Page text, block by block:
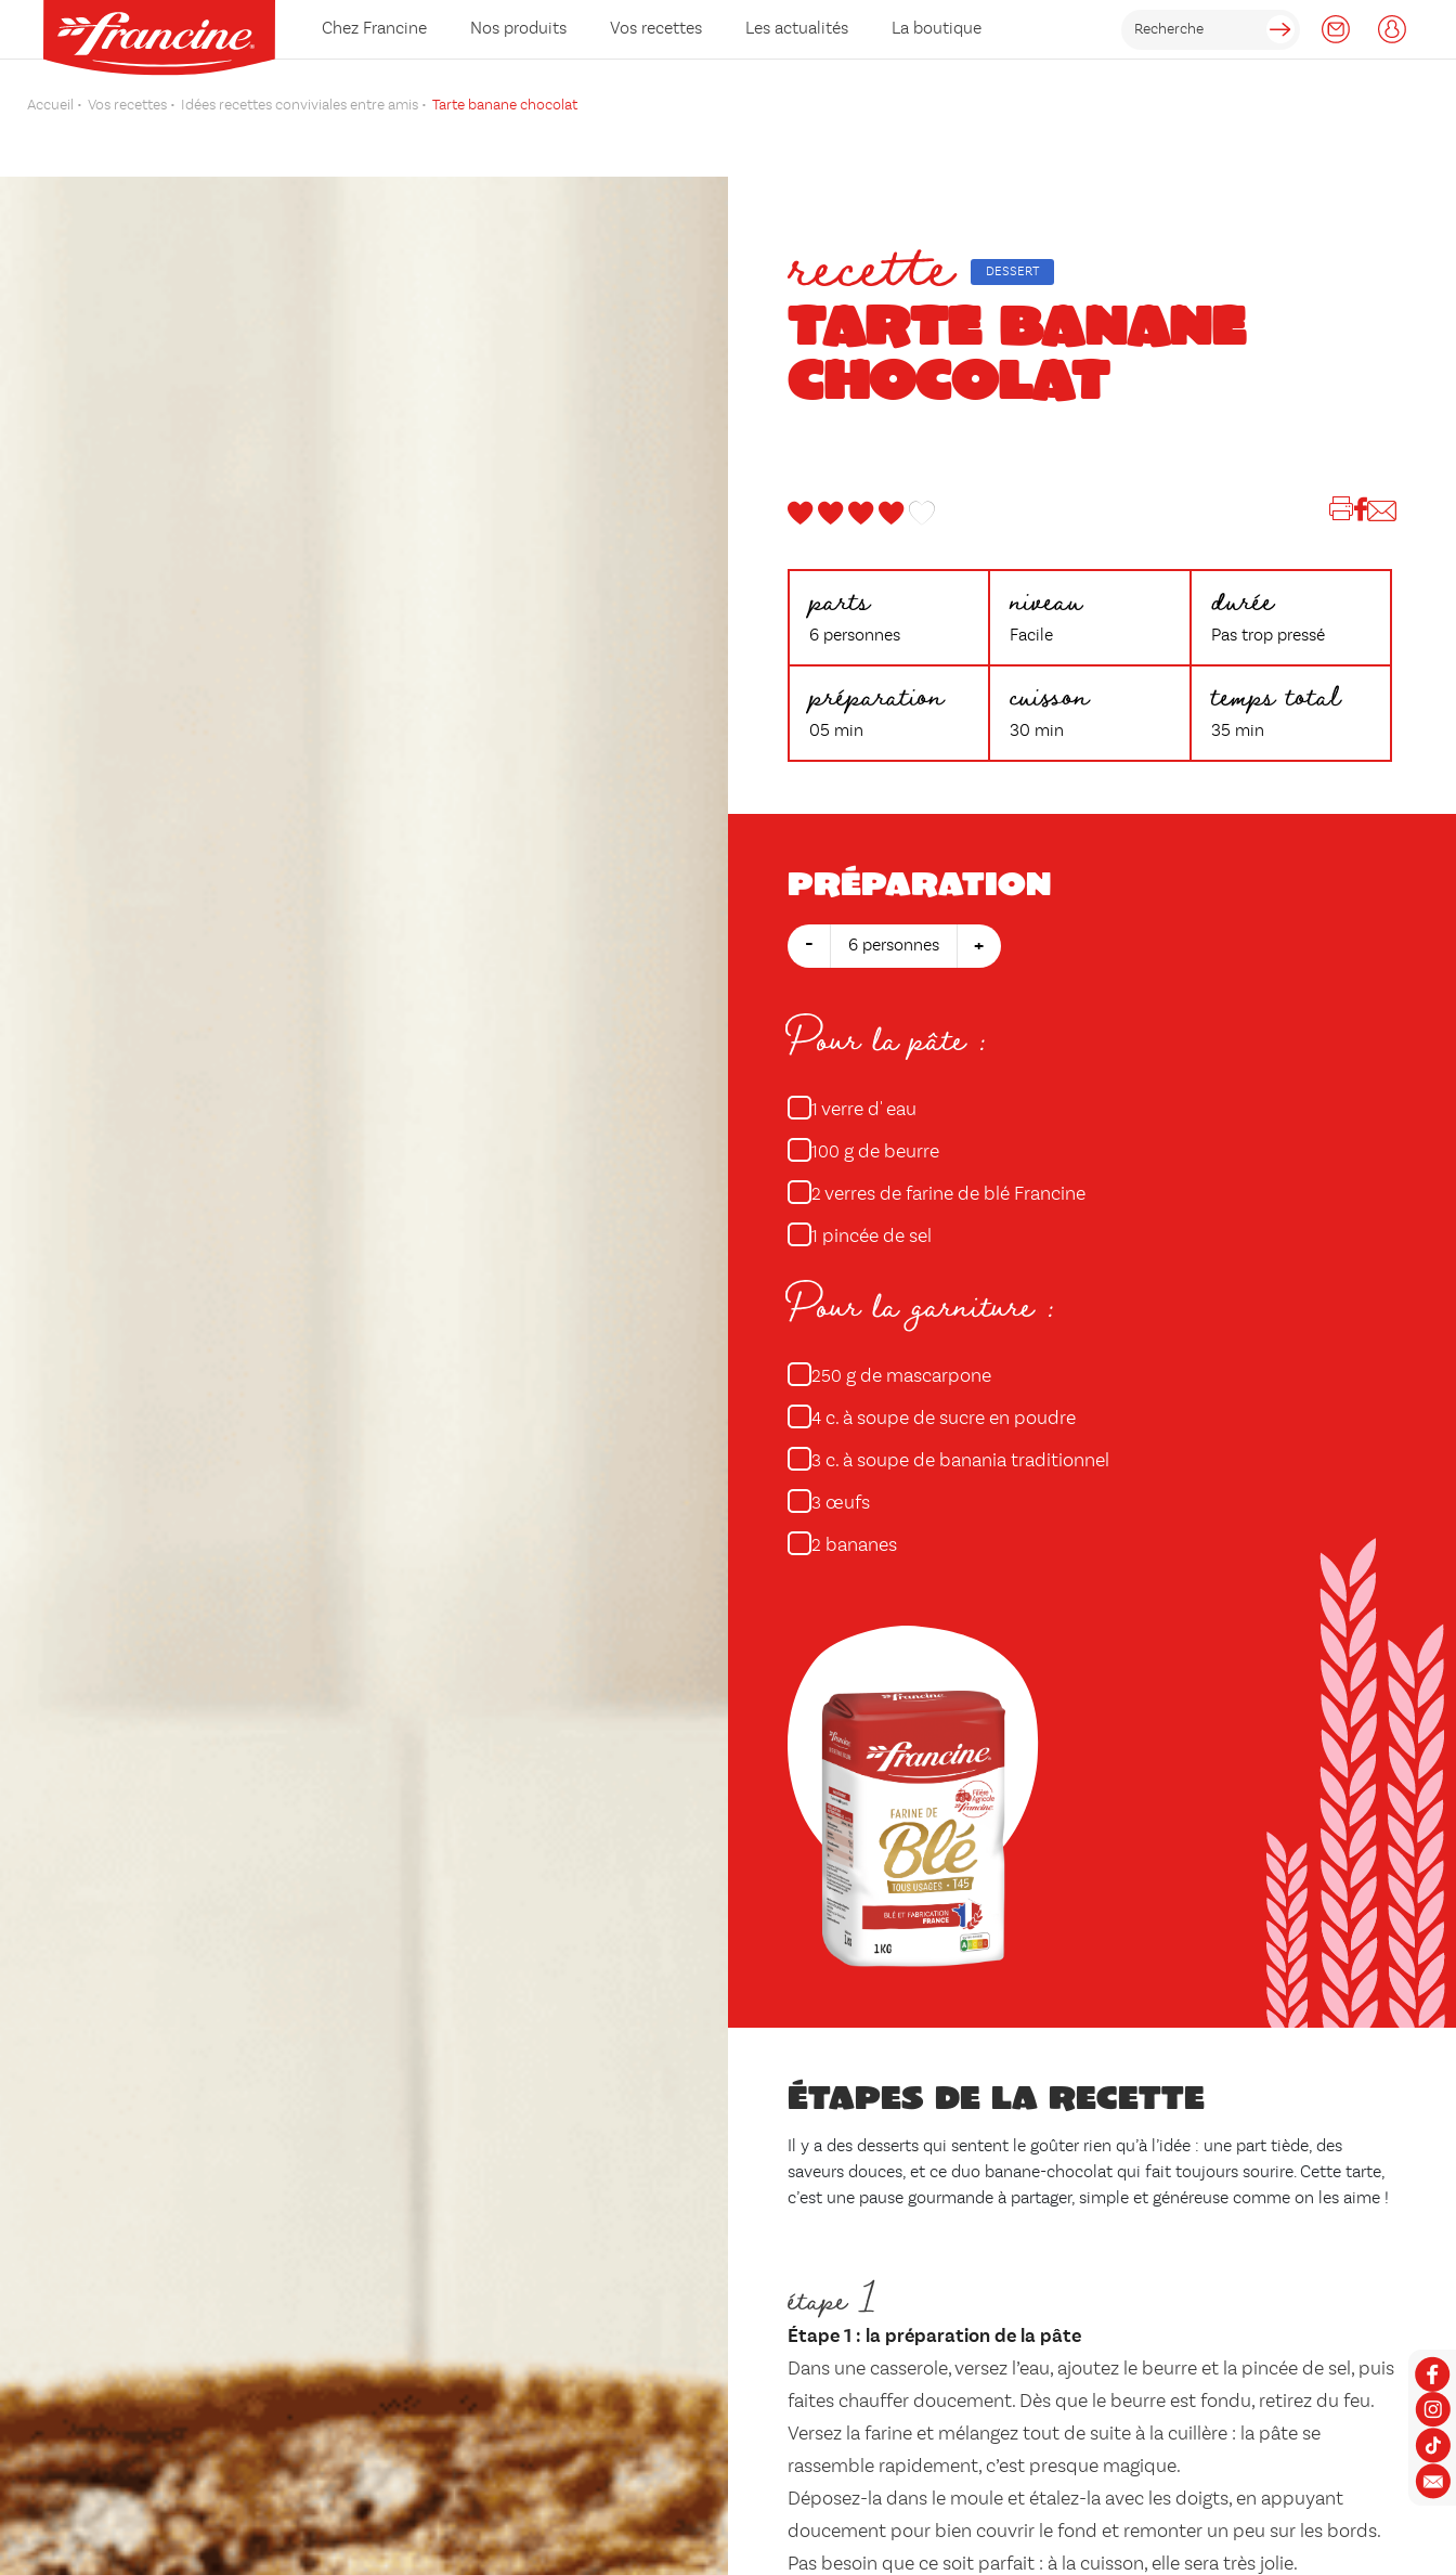
Chez Francine Nos produits Vos recettes Les actualités La boutique
Accueil Vos recettes Idées recettes conviviales entre amis Tarte banane chocolat
recette DESSERT
TARTE BANANE
CHOCOLAT
parts
6 personnes
niveau
Facile
durée
Pas trop pressé
préparation
05 min
cuisson
30 min
temps total
35 min
Préparation
- 6 personnes +
Pour la pâte :
1 verre d' eau
100 g de beurre
2 verres de farine de blé Francine
1 pincée de sel
Pour la garniture :
250 g de mascarpone
4 c. à soupe de sucre en poudre
3 c. à soupe de banania traditionnel
3 œufs
2 bananes
Étapes de la recette
Il y a des desserts qui sentent le goûter rien qu’à l’idée : une part tiède, des
saveurs douces, et ce duo banane-chocolat qui fait toujours sourire. Cette tarte,
c’est une pause gourmande à partager, simple et généreuse comme on les aime !
étape 1
Étape 1 : la préparation de la pâte
Dans une casserole, versez l’eau, ajoutez le beurre et la pincée de sel, puis
faites chauffer doucement. Dès que le beurre est fondu, retirez du feu.
Versez la farine et mélangez tout de suite à la cuillère : la pâte se
rassemble rapidement, c’est presque magique.
Déposez-la dans le moule et étalez-la avec les doigts, en appuyant
doucement pour bien couvrir le fond et remonter un peu sur les bords.
Pas besoin que ce soit parfait : à la cuisson, elle sera très jolie.